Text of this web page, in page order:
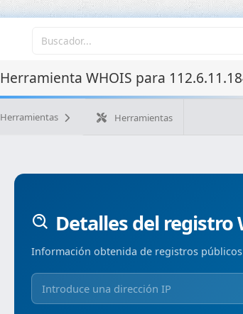
Herramienta WHOIS para
Herramientas Herramientas
Detalles del registro
Información obtenida de registros